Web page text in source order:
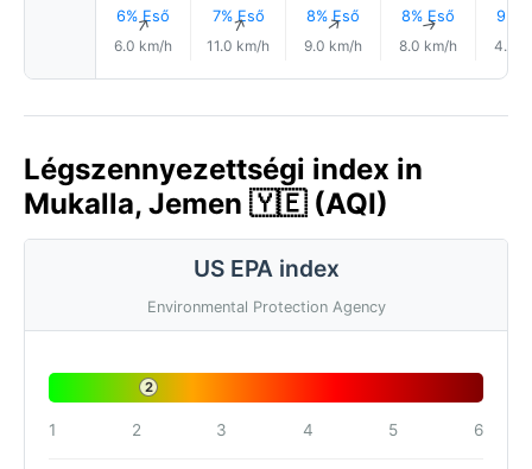
6% Eső
↑
6.0 km/h
7% Eső
↑
11.0 km/h
8% Eső
↑
9.0 km/h
8% Eső
↑
8.0 km/h
9%
4.0
Légszennyezettségi index in
Mukalla, Jemen 🇾🇪 (AQI)
US EPA index
Environmental Protection Agency
2
1 2 3 4 5 6